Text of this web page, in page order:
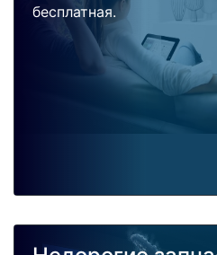
бесплатная.